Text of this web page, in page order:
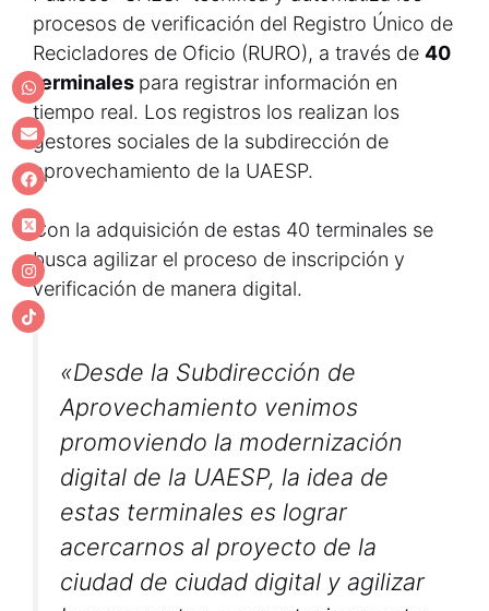
procesos de verificación del Registro Único de
Recicladores de Oficio (RURO), a través de 40
terminales para registrar información en
tiempo real. Los registros los realizan los
gestores sociales de la subdirección de
aprovechamiento de la UAESP.
Con la adquisición de estas 40 terminales se
busca agilizar el proceso de inscripción y
verificación de manera digital.
«Desde la Subdirección de
Aprovechamiento venimos
promoviendo la modernización
digital de la UAESP, la idea de
estas terminales es lograr
acercarnos al proyecto de la
ciudad de ciudad digital y agilizar